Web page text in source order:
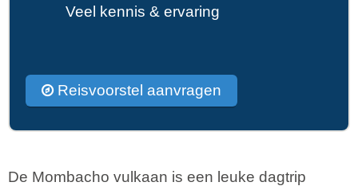
Veel kennis & ervaring
Reisvoorstel aanvragen
De Mombacho vulkaan is een leuke dagtrip